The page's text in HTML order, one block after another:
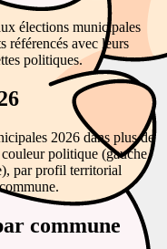
élections municipales
référencés avec leurs
politiques.
2026 dans plus de
politique (gauche,
par profil territorial
commune